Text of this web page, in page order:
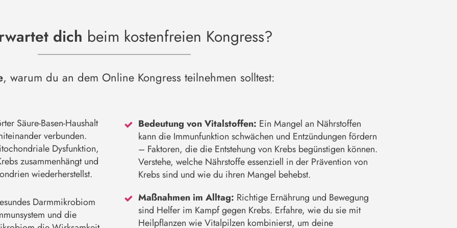
dich beim kostenfreien Kongress?
, warum du an dem Online Kongress teilnehmen solltest:
Säure-Basen-Haushalt
verbunden.
Dysfunktion,
zusammenhängt und
wiederherstellst.
Darmmikrobiom
und die
Bedeutung von Vitalstoffen: Ein Mangel an Nährstoffen
kann die Immunfunktion schwächen und Entzündungen fördern
– Faktoren, die die Entstehung von Krebs begünstigen können.
Verstehe, welche Nährstoffe essenziell in der Prävention von
Krebs sind und wie du ihren Mangel behebst.
Maßnahmen im Alltag: Richtige Ernährung und Bewegung
sind Helfer im Kampf gegen Krebs. Erfahre, wie du sie mit
Heilpflanzen wie Vitalpilzen kombinierst, um deine